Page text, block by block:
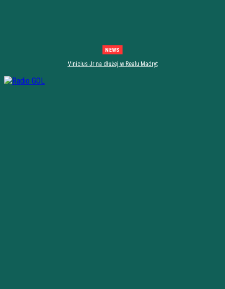
NEWS
Vinicius Jr na dłużej w Realu Madryt